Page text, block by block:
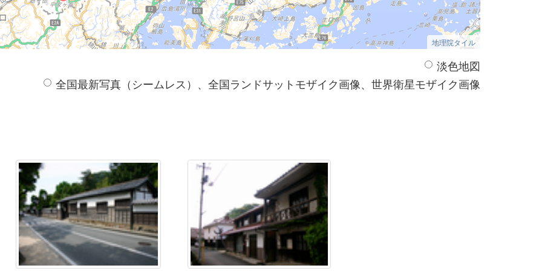
地理院タイル
淡色地図
全国最新写真（シームレス）、全国ランドサットモザイク画像、世界衛星モザイク画像